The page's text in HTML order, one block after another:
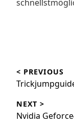
< PREVIOUS
NEXT >
Nvidia